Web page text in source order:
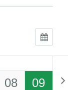
08 09